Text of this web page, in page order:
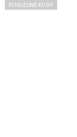
POSLEDNÉ KUSY